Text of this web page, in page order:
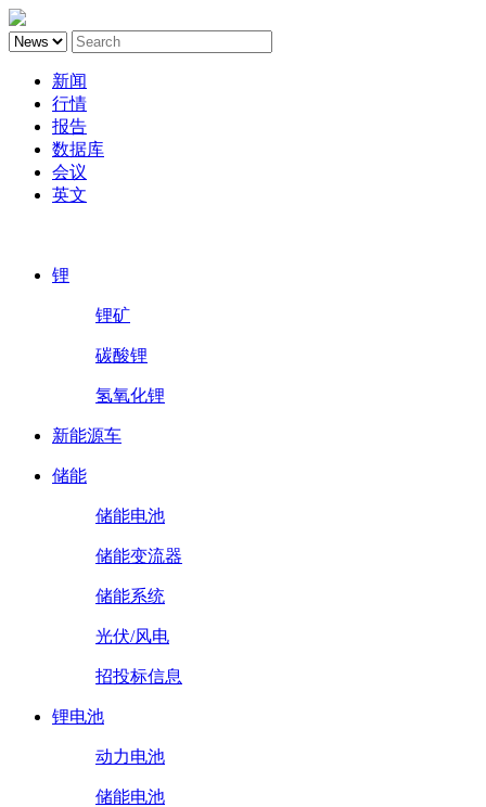
新闻
行情
报告
数据库
会议
英文
锂
锂矿
碳酸锂
氢氧化锂
新能源车
储能
储能电池
储能变流器
储能系统
光伏/风电
招投标信息
锂电池
动力电池
储能电池